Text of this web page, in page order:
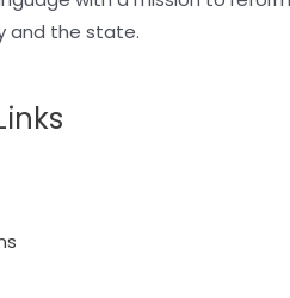
and the state.